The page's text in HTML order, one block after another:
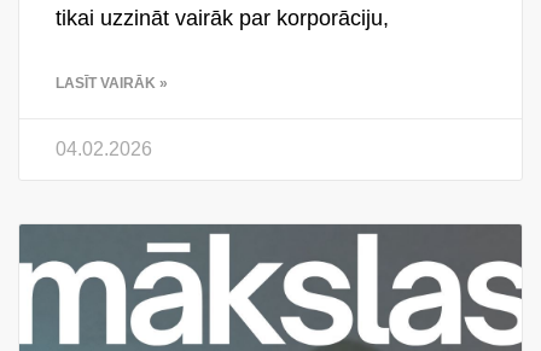
tikai uzzināt vairāk par korporāciju,
LASĪT VAIRĀK »
04.02.2026